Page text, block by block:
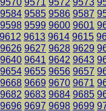
9584 9585 9586 9587
9598 9599 9600 9601
9612 9613 9614 9615
9626 9627 9628 9629
9640 9641 9642 9643
9654 9655 9656 9657
9668 9669 9670 9671
9682 9683 9684 9685
9696 9697 9698 9699